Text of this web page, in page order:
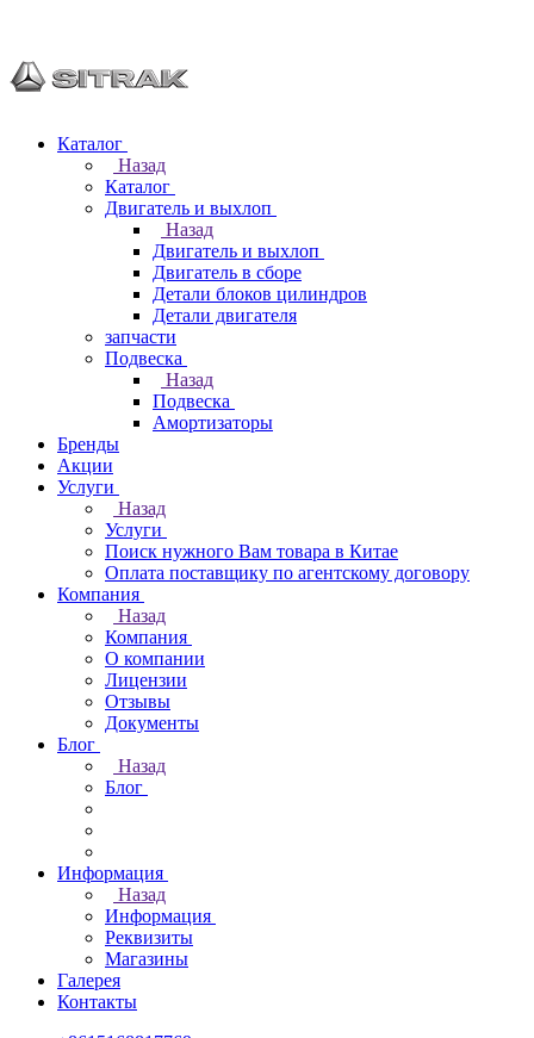
Каталог
Назад
Каталог
Двигатель и выхлоп
Назад
Двигатель и выхлоп
Двигатель в сборе
Детали блоков цилиндров
Детали двигателя
запчасти
Подвеска
Назад
Подвеска
Амортизаторы
Бренды
Акции
Услуги
Назад
Услуги
Поиск нужного Вам товара в Китае
Оплата поставщику по агентскому договору
Компания
Назад
Компания
О компании
Лицензии
Отзывы
Документы
Блог
Назад
Блог
Информация
Назад
Информация
Реквизиты
Магазины
Галерея
Контакты